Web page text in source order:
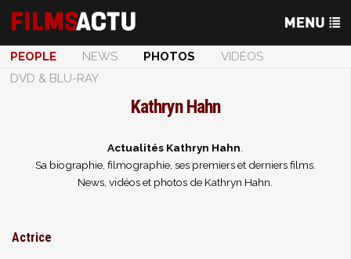
PEOPLE NEWS PHOTOS
VIDÉOS
DVD & BLU-RAY
Kathryn Hahn
Actualités Kathryn Hahn
Sa biographie, filmographie, ses premiers et derniers films.
News, vidéos et photos de Kathryn Hahn.
Actrice